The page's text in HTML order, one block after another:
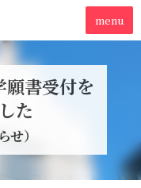
願書受付を
た
せ）